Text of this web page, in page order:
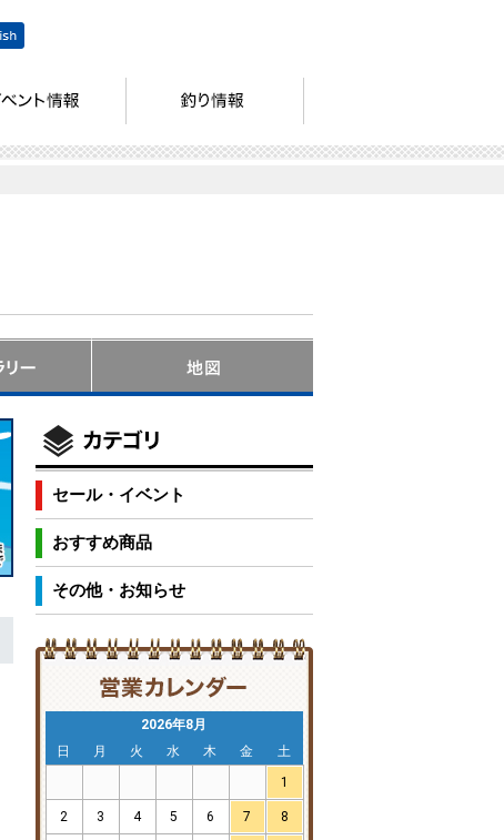
セール・イベント
おすすめ商品
その他・お知らせ
2026年8月
日
月 火 水 木 金
土
1
2 3 4 5 6 7 8